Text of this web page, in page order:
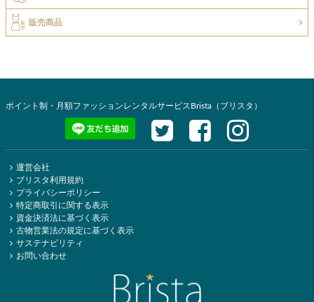
販売商品
ポイント制・月額ファッションレンタルサービスBrista（ブリスタ）
運営会社
ブリスタ利用規約
プライバシーポリシー
特定商取引に関する表示
資金決済法に基づく表示
古物営業法の規定に基づく表示
サステナビリティ
お問い合わせ